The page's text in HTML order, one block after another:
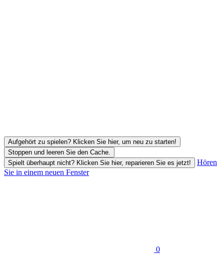
Aufgehört zu spielen? Klicken Sie hier, um neu zu starten!
Stoppen und leeren Sie den Cache.
Spielt überhaupt nicht? Klicken Sie hier, reparieren Sie es jetzt!
Hören
Sie in einem neuen Fenster
0